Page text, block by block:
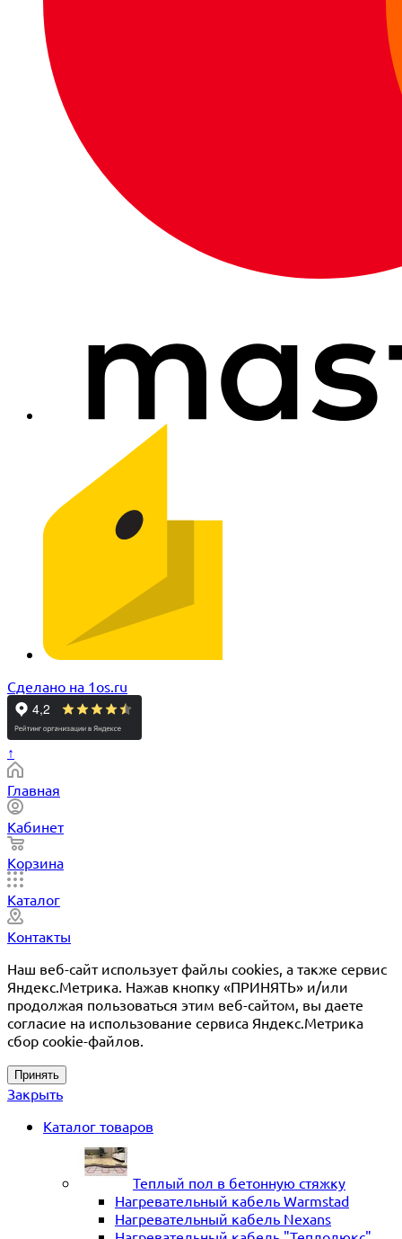
Сделано на 1os.ru
↑
Главная
Кабинет
Корзина
Каталог
Контакты
Наш веб-сайт использует файлы cookies, а также сервис
Яндекс.Метрика. Нажав кнопку «ПРИНЯТЬ» и/или
продолжая пользоваться этим веб-сайтом, вы даете
согласие на использование сервиса Яндекс.Метрика
сбор cookie-файлов.
Принять
Закрыть
Каталог товаров
Теплый пол в бетонную стяжку
Нагревательный кабель Warmstad
Нагревательный кабель Nexans